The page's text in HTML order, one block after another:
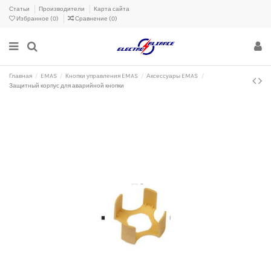
Статьи Производители
Карта сайта
Избранное (0) Сравнение (0)
Главная EMAS Кнопки управления EMAS
Аксессуары EMAS
Защитный корпус для аварийной кнопки